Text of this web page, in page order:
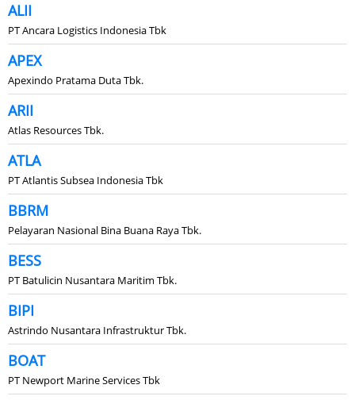
ALII
PT Ancara Logistics Indonesia Tbk
APEX
Apexindo Pratama Duta Tbk.
ARII
Atlas Resources Tbk.
ATLA
PT Atlantis Subsea Indonesia Tbk
BBRM
Pelayaran Nasional Bina Buana Raya Tbk.
BESS
PT Batulicin Nusantara Maritim Tbk.
BIPI
Astrindo Nusantara Infrastruktur Tbk.
BOAT
PT Newport Marine Services Tbk